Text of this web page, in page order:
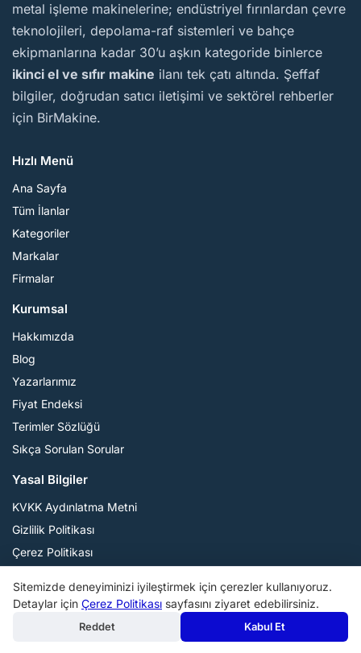
metal işleme makinelerine; endüstriyel fırınlardan çevre
teknolojileri, depolama-raf sistemleri ve bahçe
ekipmanlarına kadar 30’u aşkın kategoride binlerce
ikinci el ve sıfır makine ilanı tek çatı altında. Şeffaf
bilgiler, doğrudan satıcı iletişimi ve sektörel rehberler
için BirMakine.
Hızlı Menü
Ana Sayfa
Tüm İlanlar
Kategoriler
Markalar
Firmalar
Kurumsal
Hakkımızda
Blog
Yazarlarımız
Fiyat Endeksi
Terimler Sözlüğü
Sıkça Sorulan Sorular
Yasal Bilgiler
KVKK Aydınlatma Metni
Gizlilik Politikası
Çerez Politikası
İletişim
Sitemizde deneyiminizi iyileştirmek için çerezler kullanıyoruz.
Detaylar için Çerez Politikası sayfasını ziyaret edebilirsiniz.
Reddet Kabul Et